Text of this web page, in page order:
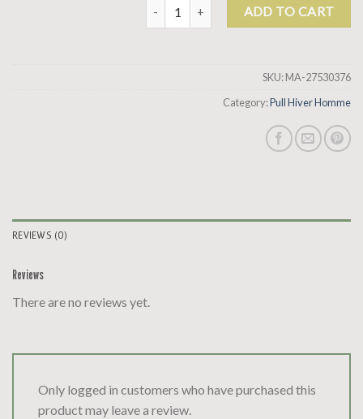
pull hiver homme quantityADD TO CART
SKU:MA-27530376
Category:Pull Hiver Homme
REVIEWS (0)
Reviews
There are no reviews yet.
Only logged in customers who have purchased this
product may leave a review.